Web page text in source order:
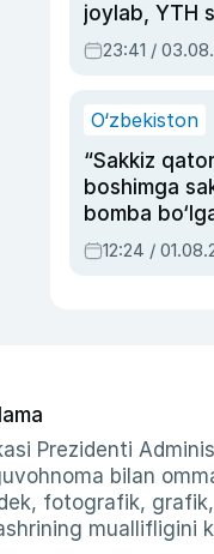
joylab, YTH
ayolga sud
23:41 /
O‘zbekiston
“Sakkiz
boshimga
bomba
Oripovni
ayblovlardan
12:24 /
Prezidenti
bilan
fotografik,
muallifligini